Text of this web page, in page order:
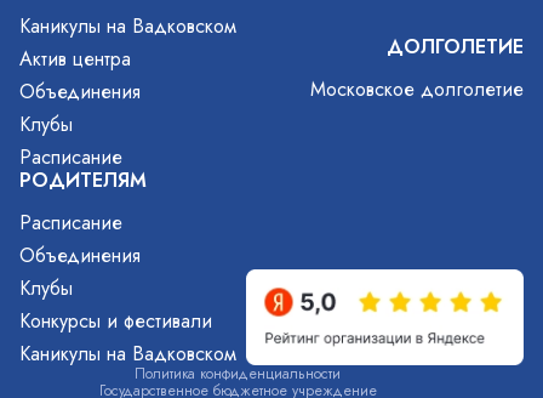
Каникулы на Вадковском
Актив центра
Объединения
Клубы
Расписание
РОДИТЕЛЯМ
Расписание
Объединения
Клубы
Конкурсы и фестивали
Каникулы на Вадковском
ДОЛГОЛЕТИЕ
Московское долголетие
Государственное бюджетное учреждение
Политика конфиденциальности